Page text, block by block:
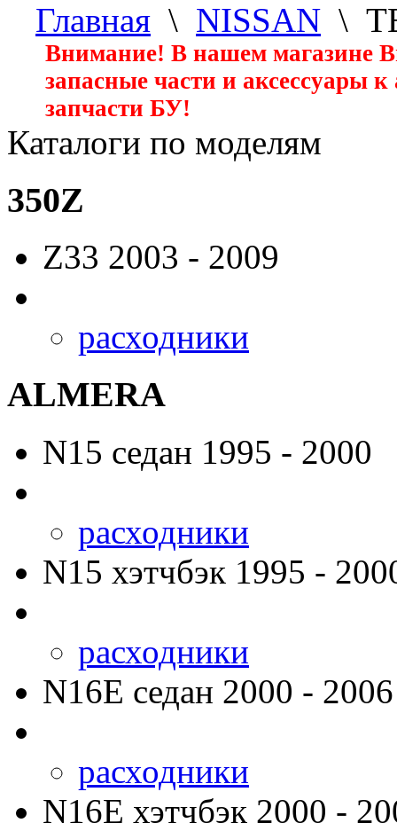
Главная \ NISSAN \
Внимание! В нашем магазине
запасные части и аксессуары
запчасти БУ!
Каталоги по моделям
350Z
Z33 2003 - 2009
расходники
ALMERA
N15 седан 1995 - 2000
расходники
N15 хэтчбэк 1995 -
расходники
N16E седан 2000 - 2006
расходники
N16E хэтчбэк 2000 -